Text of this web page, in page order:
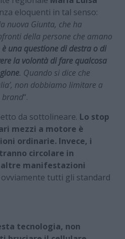
eloquenti in tal senso:
nuova Giunta, che ha
della persone che amano
una questione di destra o di
la volontà di fare qualcosa
. Quando si dice che
non dobbiamo limitare a
brand“.
da sottolineare. Lo stop
mezzi a motore è
ordinarie. Invece, i
circolare in
altre manifestazioni
tutti gli standard
tecnologia, non